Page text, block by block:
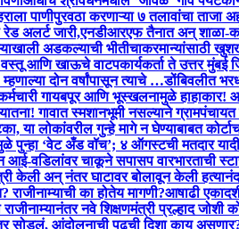
पाणीपुरवठा करणाऱ्या ७ तलावांचा ताजा
अलर्ट जारी,एनडीआरएफ तैनात अन् शाळा-
अडकल्याची भीतीचाकरमान्यांसाठी
वस्तू आणि खाऊचे वाटपकार्यकर्ता ते उत्तर
दोन वर्षांपासून त्याचे …डोंबिवलीत
गायबपूर आणि भूस्खलनामुळे हाहाकार!
गावात स्मशानभूमी नसल्याने
या लोकांवरील गुन्हे मागे न घेण्याबाबत
पुन्हा ‘वेट अँड वॉच’; ४ ऑगस्टची मतदार
आई-वडिलांवर चाकूने सपासप वारभारताची
केली अन् नंतर घाटावर बोलावून केली हत्या
का होतेय मागणी?आषाढी
राजीनाम्यानंतर नवे शिक्षणमंत्री प्रल्हाद जोशी
सोडलं, आंदोलनाची पुढची दिशा काय